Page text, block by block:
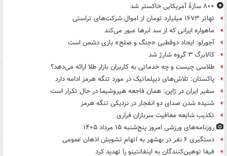
۸۰۰ سازۀ آمریکایی خاکستر شد
تهاتر ۱۶۷۳ میلیارد تومان از اموال شرکت‌های تراستی
ماهواره ایرانی که از سد ابرها عبور می‌کند
آجورلو: ایجاد دوقطبی «جنگ و صلح‌» بازی دشمن است
کالابرگ ۳ گروه شارژ شد
طلاسی چیست و چه خدماتی به کاربران بازار طلا ارائه می‌دهد؟
پاکستان: تلاش‌های دیپلماتیک در مورد تنگه هرمز ادامه دارد
سفیر ایران در ژاپن: همان فاجعه هیروشیما در حال تکرار است
شنیده شدن صدای دو انفجار در نزدیکی تنگه هرمز
تکذیب شایعه معافیت سربازان فراری
روزنامه‌های ورزشی امروز پنج‌شنبه ۱۵ مرداد ۱۴۰۵
دستگیری ۶ نفر در بهشهر به اتهام تشویش اذهان عمومی
فیفا توهین‌کنندگان به اینفانتینو را تهدید کرد